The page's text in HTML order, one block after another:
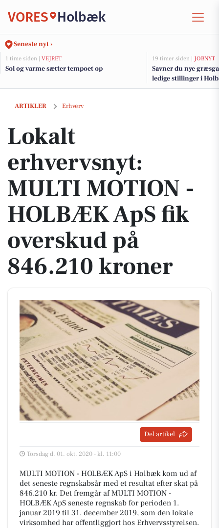
VORES Holbæk
Seneste nyt ›
1 time siden | VEJRET
Sol og varme sætter tempoet op
19 timer siden | JOBNYT
Savner du nye
ledige stillinger i
ARTIKLER Erhverv
Lokalt erhvervsnyt: MULTI MOTION - HOLBÆK ApS fik overskud på
Lokalt
erhvervsnyt:
MULTI MOTION -
HOLBÆK ApS fik
overskud på
846.210 kroner
Del artikel
Torsdag d. 01. okt. 2020 - kl. 11:00
MULTI MOTION - HOLBÆK ApS i Holbæk kom ud af
det seneste regnskabsår med et resultat efter skat på
846.210 kr. Det fremgår af MULTI MOTION -
HOLBÆK ApS seneste regnskab for perioden 1.
januar 2019 til 31. december 2019, som den lokale
virksomhed har offentliggjort hos Erhvervsstyrelsen.